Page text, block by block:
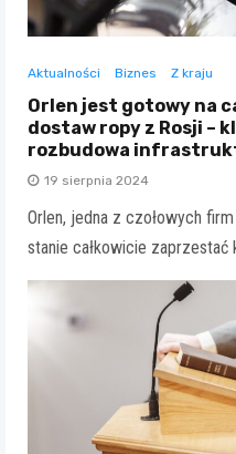
Aktualności Biznes Z kraju
Orlen jest gotowy na
dostaw ropy z Rosji –
rozbudowa
19 sierpnia 2024
Orlen, jedna z czołowych
stanie całkowicie zaprzestać